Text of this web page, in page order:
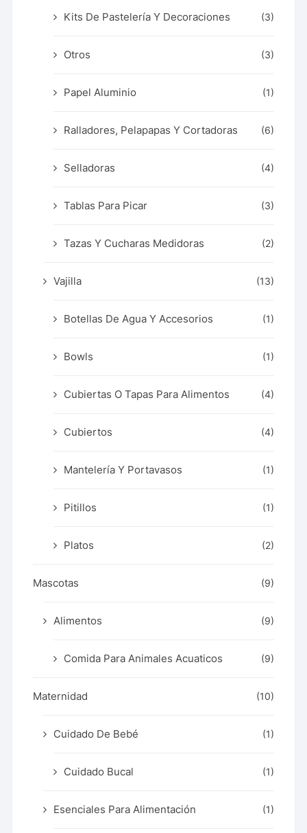
Kits De Pastelería Y Decoraciones (3)
Otros (3)
Papel Aluminio (1)
Ralladores, Pelapapas Y Cortadoras (6)
Selladoras (4)
Tablas Para Picar (3)
Tazas Y Cucharas Medidoras (2)
Vajilla (13)
Botellas De Agua Y Accesorios (1)
Bowls (1)
Cubiertas O Tapas Para Alimentos (4)
Cubiertos (4)
Mantelería Y Portavasos (1)
Pitillos (1)
Platos (2)
Mascotas (9)
Alimentos (9)
Comida Para Animales Acuaticos (9)
Maternidad (10)
Cuidado De Bebé (1)
Cuidado Bucal (1)
Esenciales Para Alimentación (1)